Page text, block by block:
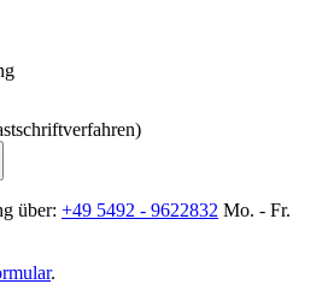
über: +49 5492 - 9622832 Mo. - Fr.
.